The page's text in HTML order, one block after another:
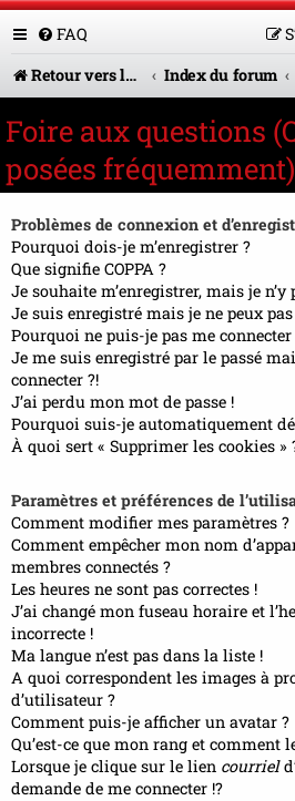
FAQ
Retour vers le site U.A.G.R.
Index du forum
Foire aux questions
posées fréquemment)
Problèmes de connexion et
Pourquoi dois-je m’enregistrer ?
Que signifie COPPA ?
Je souhaite m’enregistrer, mais je n’y
Je suis enregistré mais je ne peux
Pourquoi ne puis-je pas me connecter
Je me suis enregistré par le passé
connecter ?!
J’ai perdu mon mot de passe !
Pourquoi suis-je automatiquement
À quoi sert « Supprimer les cookies »
Paramètres et préférences de
Comment modifier mes paramètres ?
Comment empêcher mon nom
membres connectés ?
Les heures ne sont pas correctes !
J’ai changé mon fuseau horaire et
incorrecte !
Ma langue n’est pas dans la liste !
A quoi correspondent les images à
d’utilisateur ?
Comment puis-je afficher un avatar ?
Qu’est-ce que mon rang et comment
Lorsque je clique sur le lien courriel
demande de me connecter !?